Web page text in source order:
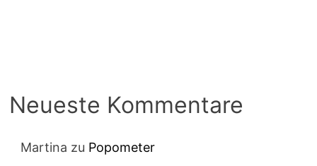
Neueste Kommentare
Martina zu Popometer